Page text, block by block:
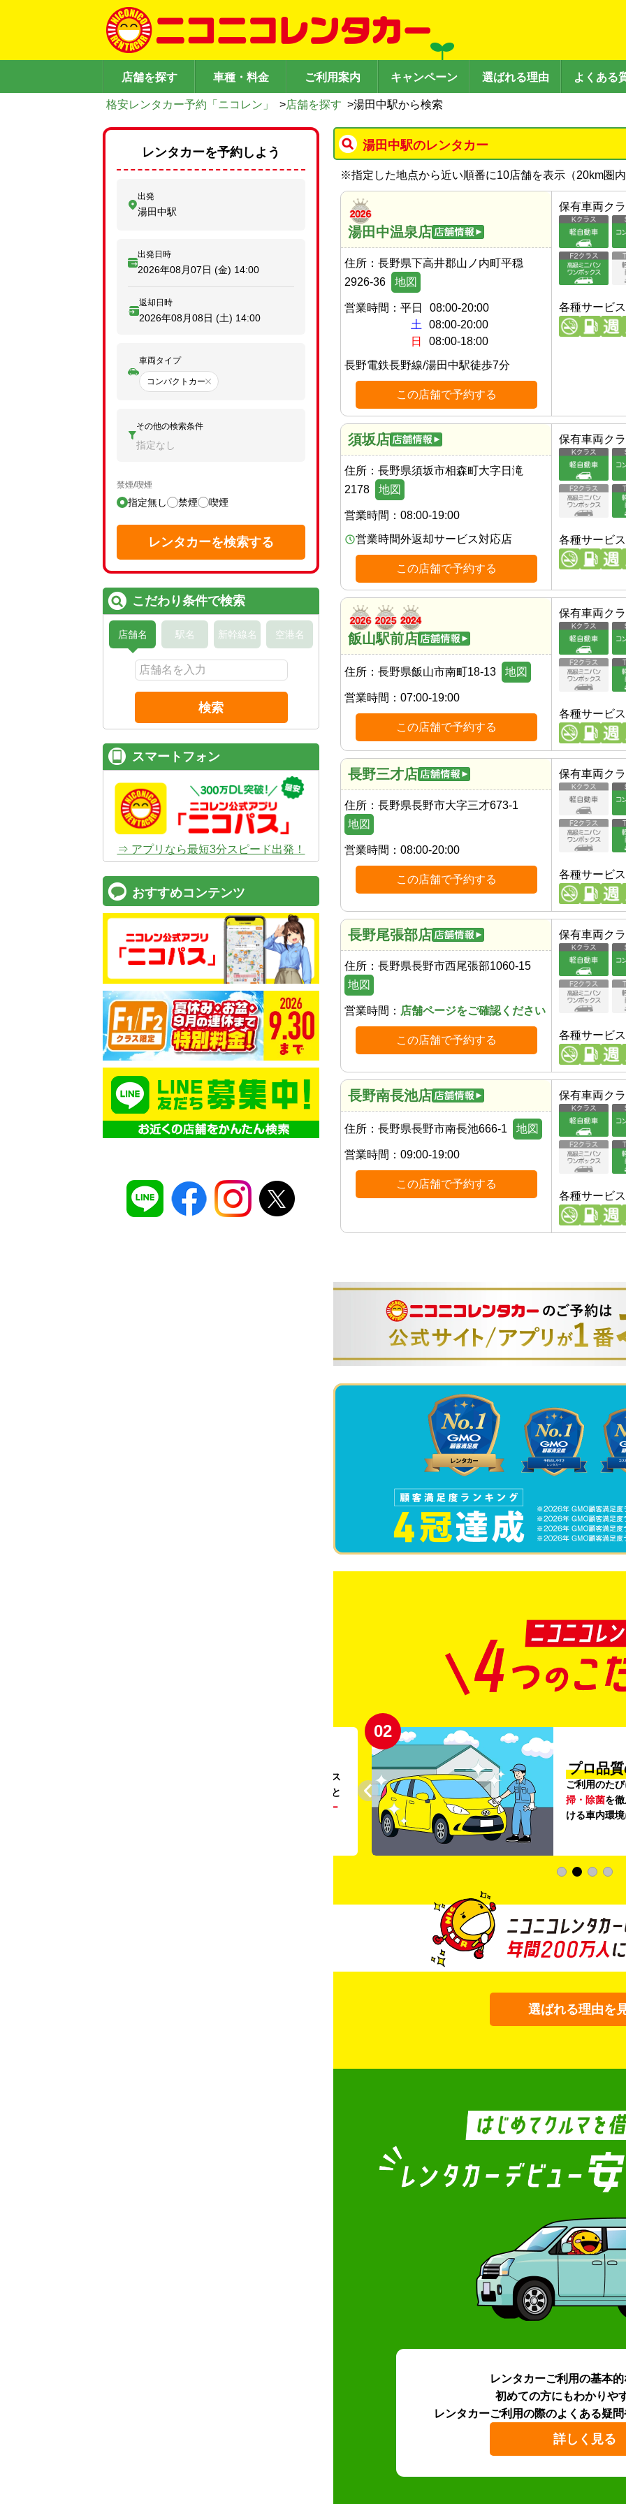
店舗を探す 車種・料金 ご利用案内 キャンペーン 選ばれる理由 よくある
格安レンタカー予約「ニコレン」 >店舗を探す >湯田中駅から検索
湯田中駅のレンタカー
※指定した地点から近い順番に10店舗を表示（20km圏
湯田中温泉店
住所： 長野県下高井郡山ノ内町平穏
2926-36
地図
営業時間： 平日
08:00-20:00
土
08:00-20:00
日
08:00-18:00
長野電鉄長野線/湯田中駅徒歩7分
この店舗で予約する
保有車両ク
各種サービス
須坂店
住所： 長野県須坂市相森町大字日滝
2178
地図
営業時間： 08:00-19:00
営業時間外返却サービス対応店
この店舗で予約する
保有車両ク
各種サービス
飯山駅前店
住所： 長野県飯山市南町18-13 地図
営業時間： 07:00-19:00
この店舗で予約する
保有車両ク
各種サービス
長野三才店
住所： 長野県長野市大字三才673-1
地図
営業時間： 08:00-20:00
この店舗で予約する
保有車両ク
各種サービス
長野尾張部店
住所： 長野県長野市西尾張部1060-15
地図
営業時間： 店舗ページをご確認ください
この店舗で予約する
保有車両ク
各種サービス
長野南長池店
住所： 長野県長野市南長池666-1 地図
営業時間： 09:00-19:00
この店舗で予約する
保有車両ク
各種サービス
。ガソリンス
タンドや整備工場の既存インフラを活用すること
リー
02
プロ品
ご利用のた
掃・除菌を
ける車内環
選ばれる理由を
レンタカーご利用の基本
初めての方にもわかりや
レンタカーご利用の際のよくある疑問
詳しく見る
レンタカーを予約しよう
出発
湯田中駅
出発日時
2026年08月07日 (金) 14:00
返却日時
2026年08月08日 (土) 14:00
車両タイプ
コンパクトカー
その他の検索条件
指定なし
禁煙/喫煙
指定無し 禁煙 喫煙
レンタカーを検索する
こだわり条件で検索
店舗名 駅名 新幹線名 空港名
検索
スマートフォン
⇒ アプリなら最短3分スピード出発！
おすすめコンテンツ